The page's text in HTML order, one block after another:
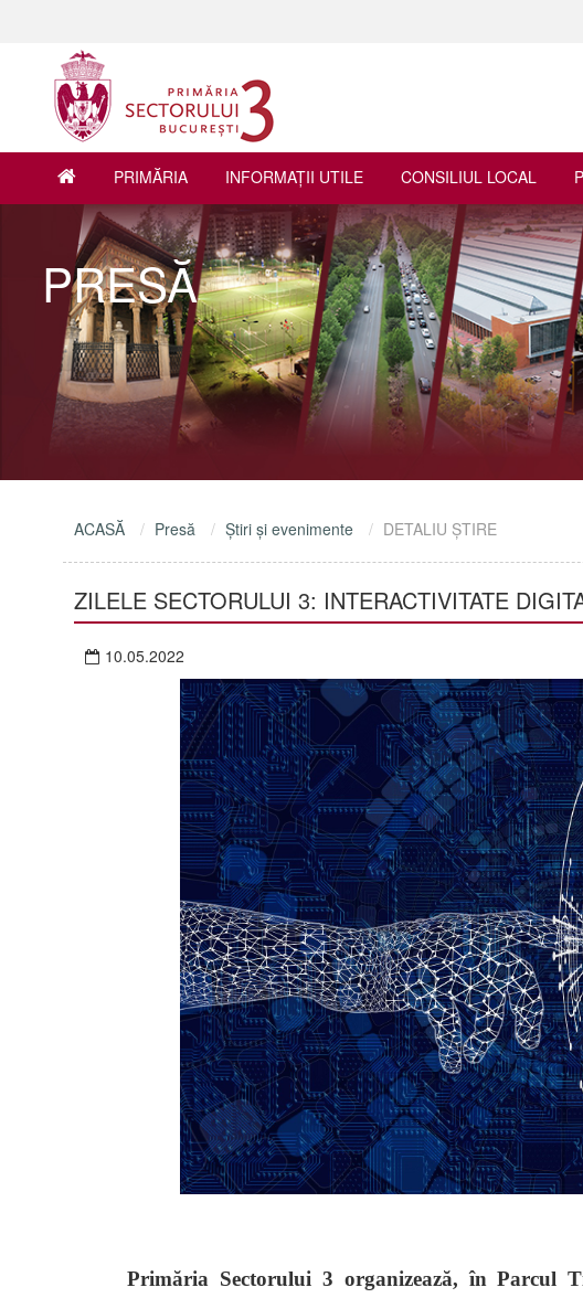
PRIMĂRIA INFORMAŢII UTILE CONSILIUL LOCAL
PRESĂ
ACASĂ Presă Ştiri şi evenimente DETALIU ŞTIRE
ZILELE SECTORULUI 3: INTERACTIVITATE
10.05.2022
Primăria Sectorului 3 organizează, în